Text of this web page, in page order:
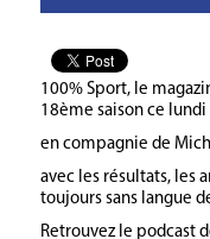
100% Sport, le
18ème saison ce
en compagnie de
avec les résultats, les
toujours sans langue
Retrouvez le podcast